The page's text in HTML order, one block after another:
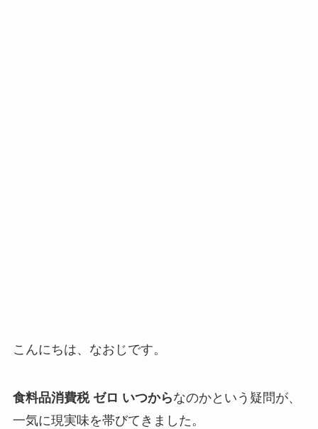
こんにちは、なおじです。
食料品消費税 ゼロ いつからなのかという疑問が、
一気に現実味を帯びてきました。